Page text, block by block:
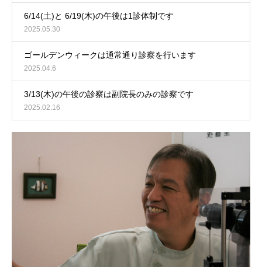
6/14(土)と 6/19(木)の午後は1診体制です
2025.05.30
ゴールデンウィークは通常通り診察を行います
2025.04.6
3/13(木)の午後の診察は副院長のみの診察です
2025.02.16